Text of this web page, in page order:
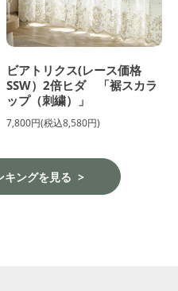
ビアトリクス(レース価格
SSW）2倍ヒダ 「裾スカラ
ップ（刺繍）」
7,800円(税込8,580円)
キングを見る